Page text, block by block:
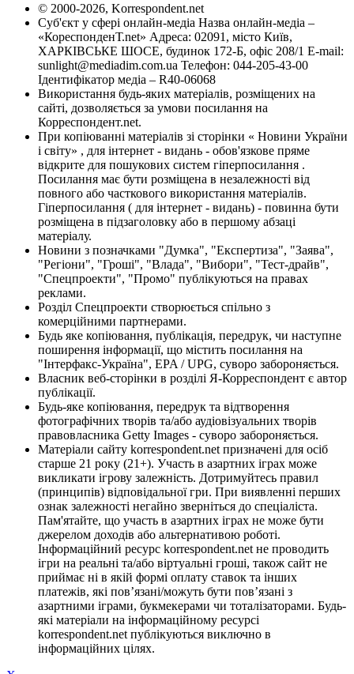
© 2000-2026, Korrespondent.net
Суб'єкт у сфері онлайн-медіа Назва онлайн-медіа –
«КореспонденТ.net» Адреса: 02091, місто Київ,
ХАРКІВСЬКЕ ШОСЕ, будинок 172-Б, офіс 208/1 E-mail:
sunlight@mediadim.com.ua Телефон: 044-205-43-00
Ідентифікатор медіа – R40-06068
Використання будь-яких матеріалів, розміщених на
сайті, дозволяється за умови посилання на
Корреспондент.net.
При копіюванні матеріалів зі сторінки « Новини України
і світу» , для інтернет - видань - обов'язкове пряме
відкрите для пошукових систем гіперпосилання .
Посилання має бути розміщена в незалежності від
повного або часткового використання матеріалів.
Гіперпосилання ( для інтернет - видань) - повинна бути
розміщена в підзаголовку або в першому абзаці
матеріалу.
Новини з позначками "Думка", "Експертиза", "Заява",
"Регіони", "Гроші", "Влада", "Вибори", "Тест-драйв",
"Спецпроекти", "Промо" публікуються на правах
реклами.
Розділ Спецпроекти створюється спільно з
комерційними партнерами.
Будь яке копіювання, публікація, передрук, чи наступне
поширення інформації, що містить посилання на
"Інтерфакс-Україна", EPA / UPG, суворо забороняється.
Власник веб-сторінки в розділі Я-Корреспондент є автор
публікації.
Будь-яке копіювання, передрук та відтворення
фотографічних творів та/або аудіовізуальних творів
правовласника Getty Images - суворо забороняється.
Матеріали сайту korrespondent.net призначені для осіб
старше 21 року (21+). Участь в азартних іграх може
викликати ігрову залежність. Дотримуйтесь правил
(принципів) відповідальної гри. При виявленні перших
ознак залежності негайно зверніться до спеціаліста.
Пам'ятайте, що участь в азартних іграх не може бути
джерелом доходів або альтернативою роботі.
Інформаційний ресурс korrespondent.net не проводить
ігри на реальні та/або віртуальні гроші, також сайт не
приймає ні в якій формі оплату ставок та інших
платежів, які пов’язані/можуть бути пов’язані з
азартними іграми, букмекерами чи тоталізаторами. Будь-
які матеріали на інформаційному ресурсі
korrespondent.net публікуються виключно в
інформаційних цілях.